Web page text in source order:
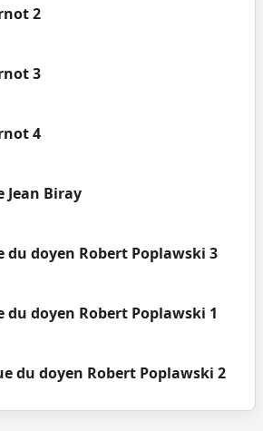
2
3
4
Jean Biray
du doyen Robert Poplawski 3
du doyen Robert Poplawski 1
du doyen Robert Poplawski 2